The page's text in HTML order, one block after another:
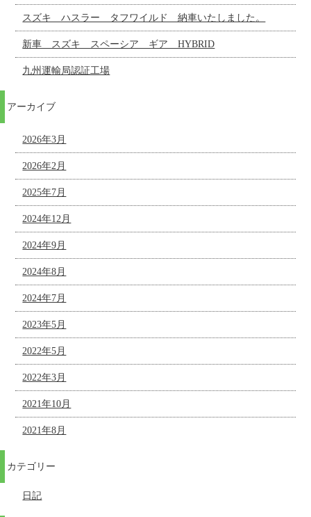
スズキ ハスラー タフワイルド 納車いたしました。
新車 スズキ スペーシア ギア HYBRID
九州運輸局認証工場
アーカイブ
2026年3月
2026年2月
2025年7月
2024年12月
2024年9月
2024年8月
2024年7月
2023年5月
2022年5月
2022年3月
2021年10月
2021年8月
カテゴリー
日記